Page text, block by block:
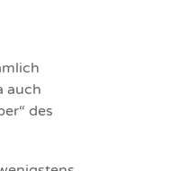
auch
des